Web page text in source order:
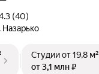
(40)
Студииот 19,8 м²
от 3,1 млн ₽